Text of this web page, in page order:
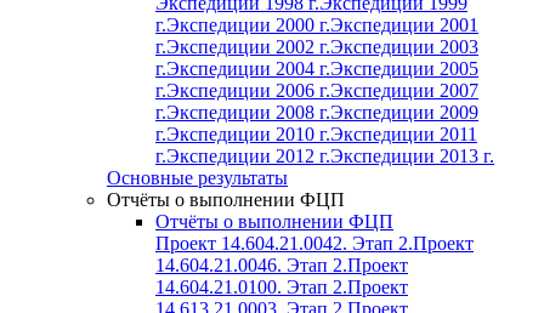
г.Экспедиции 2000 г.Экспедиции 2001
г.Экспедиции 2002 г.Экспедиции 2003
г.Экспедиции 2004 г.Экспедиции 2005
г.Экспедиции 2006 г.Экспедиции 2007
г.Экспедиции 2008 г.Экспедиции 2009
г.Экспедиции 2010 г.Экспедиции 2011
г.Экспедиции 2012 г.Экспедиции 2013 г.
Основные результаты
Отчёты о выполнении ФЦП
Отчёты о выполнении ФЦП
Проект 14.604.21.0042. Этап 2.Проект
14.604.21.0046. Этап 2.Проект
14.604.21.0100. Этап 2.Проект
14.613.21.0003. Этап 2.Проект